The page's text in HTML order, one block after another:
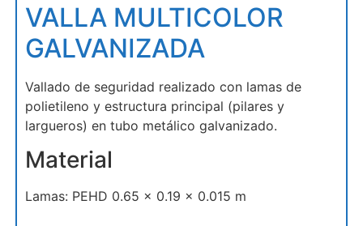
VALLA MULTICOLOR
GALVANIZADA
Vallado de seguridad realizado con lamas de
polietileno y estructura principal (pilares y
largueros) en tubo metálico galvanizado.
Material
Lamas: PEHD 0.65 x 0.19 x 0.015 m